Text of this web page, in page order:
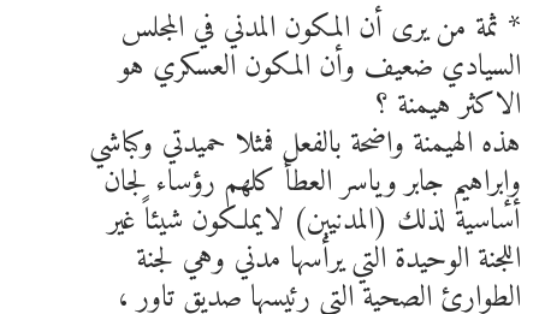
* ثمة من يرى أن المكون المدني في المجلس
السيادي ضعيف وأن المكون العسكري هو
الاكثر هيمنة ؟
هذه الهيمنة واضحة بالفعل فمثلا حميدتي وكباشي
وإبراهيم جابر وياسر العطأ كلهم رؤساء لجان
أساسية لذلك (المدنيين) لايملكون شيئاً غير
اللجنة الوحيدة التي يرأسها مدني وهي لجنة
الطوارئ الصحية التي رئيسها صديق تاور ،